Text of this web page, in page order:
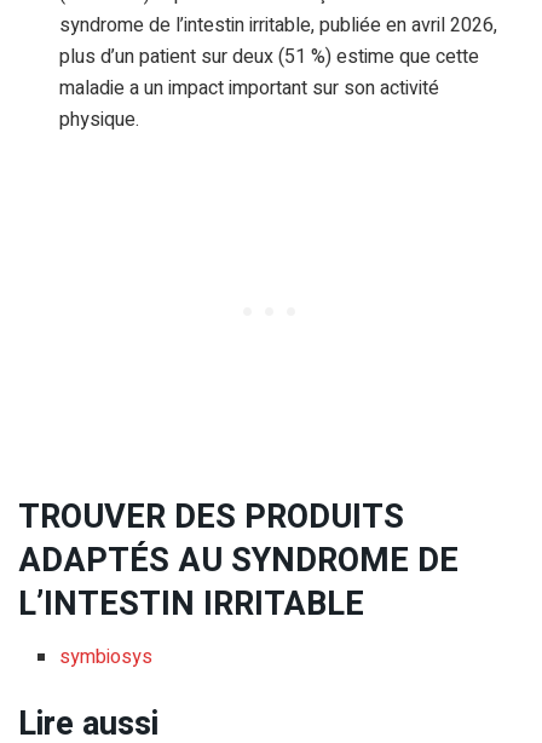
syndrome de l’intestin irritable, publiée en avril 2026,
plus d’un patient sur deux (51 %) estime que cette
maladie a un impact important sur son activité
physique.
TROUVER DES PRODUITS
ADAPTÉS AU SYNDROME DE
L’INTESTIN IRRITABLE
symbiosys
Lire aussi